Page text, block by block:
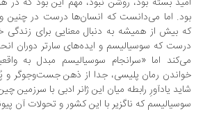
اما می‌دانست که انسان‌ها درست در چنین
بیش از همیشه به دنبال معنایی برای زندگی خود
که سوسیالیسم و ایده‌های سارتر دوران انحطاط
اما «سرانجام سوسیالیسم مبدل به واقعیت
رمان پلیسی، جدا از ذهن جست‌وجوگر و پُر از
یادآورِ رابطه میان این ژانر ادبی با سرزمین چین
که ناگزیر با این کشور و تحولات آن پیوند